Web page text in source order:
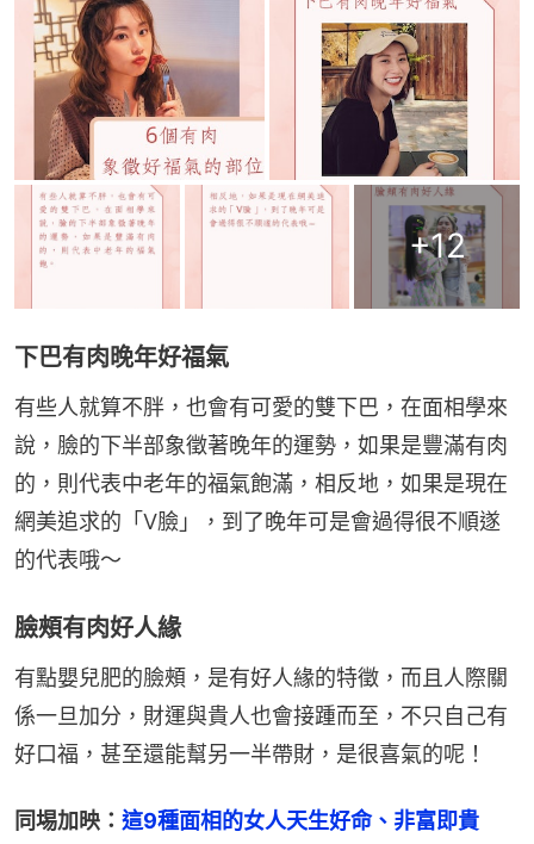
+12
下巴有肉晚年好福氣
有些人就算不胖，也會有可愛的雙下巴，在面相學來
說，臉的下半部象徵著晚年的運勢，如果是豐滿有肉
的，則代表中老年的福氣飽滿，相反地，如果是現在
網美追求的「V臉」，到了晚年可是會過得很不順遂
的代表哦～
臉頰有肉好人緣
有點嬰兒肥的臉頰，是有好人緣的特徵，而且人際關
係一旦加分，財運與貴人也會接踵而至，不只自己有
好口福，甚至還能幫另一半帶財，是很喜氣的呢！
同埸加映： 這9種面相的女人天生好命、非富即貴